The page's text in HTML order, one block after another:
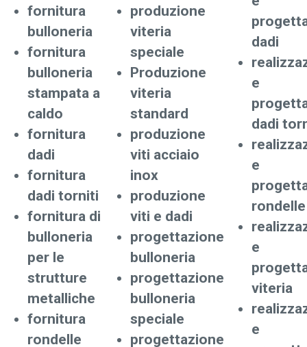
fornitura
bulloneria
fornitura
bulloneria
stampata a
caldo
fornitura
dadi
fornitura
dadi torniti
fornitura di
bulloneria
per le
strutture
metalliche
fornitura
rondelle
produzione
viteria
speciale
Produzione
viteria
standard
produzione
viti acciaio
inox
produzione
viti e dadi
progettazione
bulloneria
progettazione
bulloneria
speciale
progettazione
dadi
e
dadi
e
rondelle
e
viteria
e